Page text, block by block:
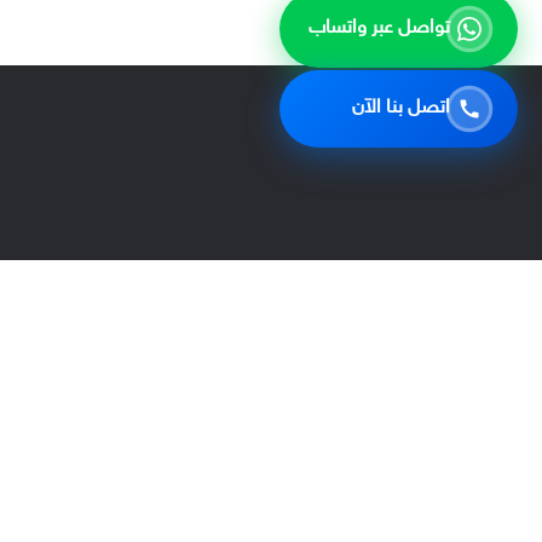
تواصل عبر واتساب
اتصل بنا الآن